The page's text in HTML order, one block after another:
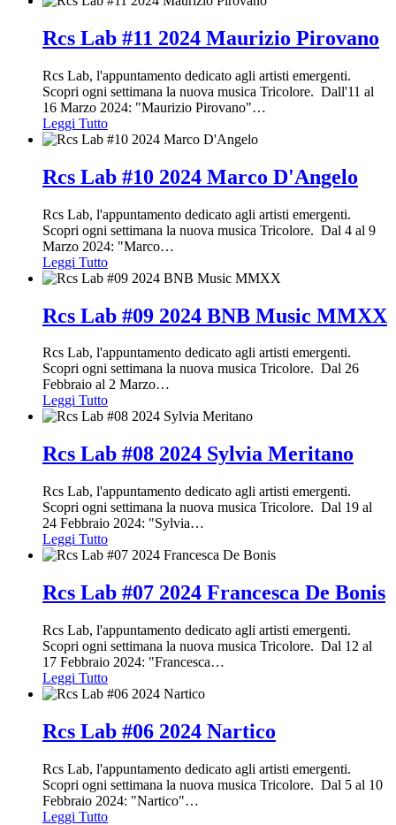
Rcs Lab #11 2024 Maurizio Pirovano
Rcs Lab, l'appuntamento dedicato agli artisti emergenti.
Scopri ogni settimana la nuova musica Tricolore. Dall'11 al
16 Marzo 2024: "Maurizio Pirovano"…
Leggi Tutto
Rcs Lab #10 2024 Marco D'Angelo
Rcs Lab, l'appuntamento dedicato agli artisti emergenti.
Scopri ogni settimana la nuova musica Tricolore. Dal 4 al 9
Marzo 2024: "Marco…
Leggi Tutto
Rcs Lab #09 2024 BNB Music MMXX
Rcs Lab, l'appuntamento dedicato agli artisti emergenti.
Scopri ogni settimana la nuova musica Tricolore. Dal 26
Febbraio al 2 Marzo…
Leggi Tutto
Rcs Lab #08 2024 Sylvia Meritano
Rcs Lab, l'appuntamento dedicato agli artisti emergenti.
Scopri ogni settimana la nuova musica Tricolore. Dal 19 al
24 Febbraio 2024: "Sylvia…
Leggi Tutto
Rcs Lab #07 2024 Francesca De Bonis
Rcs Lab, l'appuntamento dedicato agli artisti emergenti.
Scopri ogni settimana la nuova musica Tricolore. Dal 12 al
17 Febbraio 2024: "Francesca…
Leggi Tutto
Rcs Lab #06 2024 Nartico
Rcs Lab, l'appuntamento dedicato agli artisti emergenti.
Scopri ogni settimana la nuova musica Tricolore. Dal 5 al 10
Febbraio 2024: "Nartico"…
Leggi Tutto